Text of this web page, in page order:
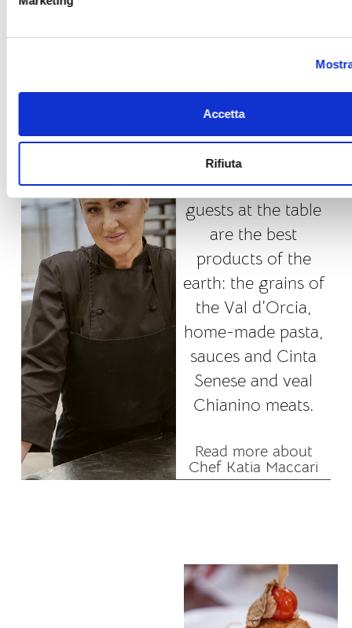
Accetta
Rifiuta
The Menu
Main carachters of
the menu to amaze
guests at the table
are the best
products of the
earth: the grains of
the Val d’Orcia,
home-made pasta,
sauces and Cinta
Senese and veal
Chianino meats.
Read more about
Chef Katia Maccari